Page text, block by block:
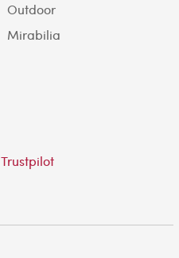
Outdoor
Mirabilia
Trustpilot